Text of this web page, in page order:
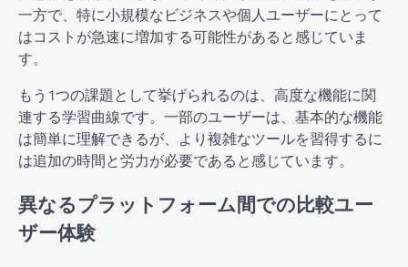
一方で、特に小規模なビジネスや個人ユーザーにとって
はコストが急速に増加する可能性があると感じていま
す。
もう1つの課題として挙げられるのは、高度な機能に関
連する学習曲線です。一部のユーザーは、基本的な機能
は簡単に理解できるが、より複雑なツールを習得するに
は追加の時間と労力が必要であると感じています。
異なるプラットフォーム間での比較ユー
ザー体験